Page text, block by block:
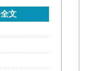
全文